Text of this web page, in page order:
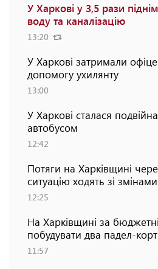
У Харкові у 3,5 рази
воду та каналізацію
13:20
У Харкові затримали
допомогу ухилянту
13:00
У Харкові сталася
автобусом
12:42
Потяги на Харківщині
ситуацію ходять зі змінами
12:25
На Харківщині за
побудувати два падел-
11:57